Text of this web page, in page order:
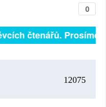
0
čtenářů. Prosíme,
12075